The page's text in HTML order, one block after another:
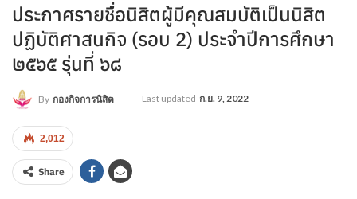
ประกาศรายชื่อนิสิตผู้มีคุณสมบัติเป็นนิสิต
ปฏิบัติศาสนกิจ (รอบ 2) ประจำปีการศึกษา
๒๕๖๕ รุ่นที่ ๖๘
By กองกิจการนิสิต Last updated ก.ย. 9, 2022
2,012
Share